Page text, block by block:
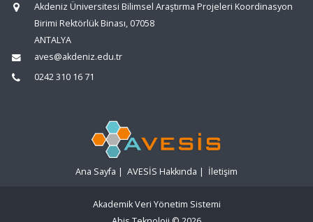
Akdeniz Üniversitesi Bilimsel Araştırma Projeleri Koordinasyon
Birimi Rektörlük Binası, 07058
ANTALYA
aves@akdeniz.edu.tr
0242 310 16 71
Ana Sayfa | AVESİS Hakkında | İletişim
Akademik Veri Yönetim Sistemi